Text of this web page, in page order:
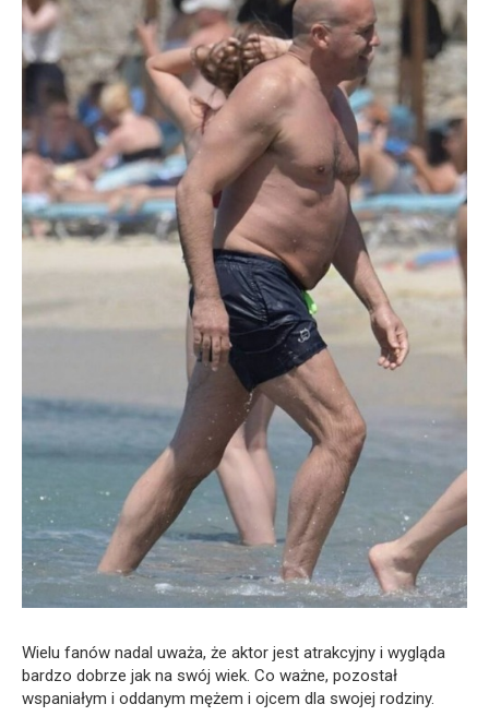
Wielu fanów nadal uważa, że aktor jest atrakcyjny i wygląda
bardzo dobrze jak na swój wiek. Co ważne, pozostał
wspaniałym i oddanym mężem i ojcem dla swojej rodziny.